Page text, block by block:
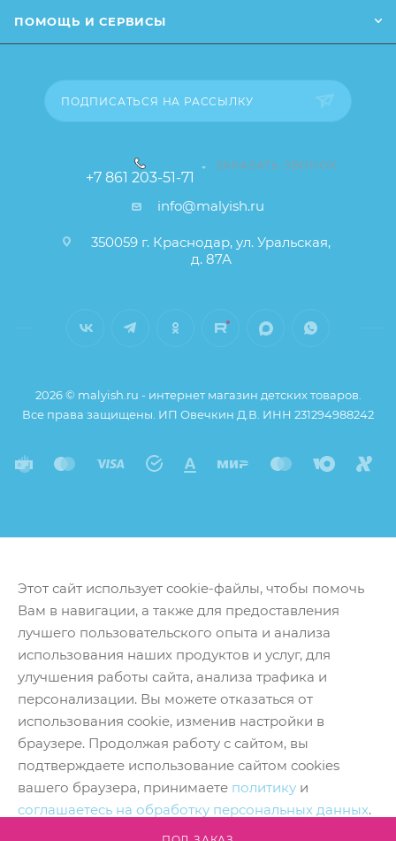
влияющие на основные потребительские свойства
заказа остаются без изменений.
ПОМОЩЬ И СЕРВИСЫ
ПОДПИСАТЬСЯ НА РАССЫЛКУ
+7 861 203-51-71
ЗАКАЗАТЬ ЗВОНОК
info@malyish.ru
350059 г. Краснодар, ул. Уральская,
д. 87А
2026 © malyish.ru - интернет магазин детских товаров.
Все права защищены. ИП Овечкин Д.В. ИНН 231294988242
Этот сайт использует cookie-файлы, чтобы помочь
Вам в навигации, а также для предоставления
лучшего пользовательского опыта и анализа
использования наших продуктов и услуг, для
улучшения работы сайта, анализа трафика и
персонализации. Вы можете отказаться от
использования cookie, изменив настройки в
браузере. Продолжая работу с сайтом, вы
подтверждаете использование сайтом cookies
вашего браузера, принимаете политику и
соглашаетесь на обработку персональных данных.